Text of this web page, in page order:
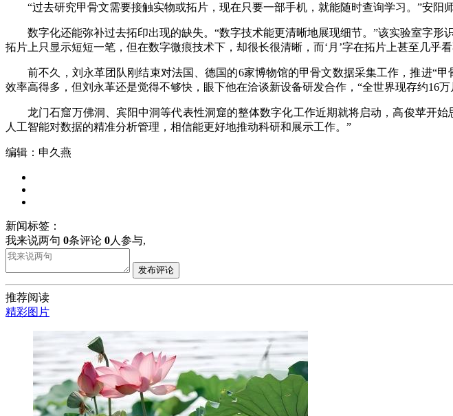
“过去研究甲骨文需要接触实物或拓片，现在只要一部手机，就能随时查询学习。”安阳
数字化还能弥补过去拓印出现的缺失。“数字技术能更清晰地展现细节。”该实验室字形
拓片上只显示短短一笔，但在数字微痕技术下，却很长很清晰，而‘月’字在拓片上甚至几乎看
前不久，刘永革团队刚结束对法国、德国的6家博物馆的甲骨文数据采集工作，推进“甲
效率高得多，但刘永革还是觉得不够快，眼下他在洽谈新设备研发合作，“全世界现存约16
龙门石窟万佛洞、宾阳中洞等代表性洞窟的整体数字化工作近期就将启动，高俊苹开始
人工智能对数据的精准分析管理，相信能更好地推动科研和展示工作。”
编辑：申久燕
新闻标签：
我来说两句 0条评论 0人参与,
发布评论
推荐阅读